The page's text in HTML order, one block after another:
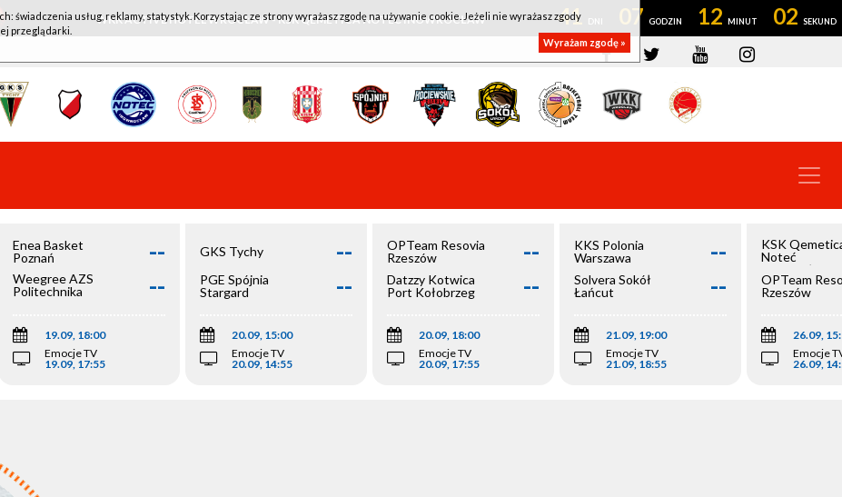
WKK ACTIVE HOTEL WROCŁAW - KSK QEMETICA NOTEĆ INOWROCŁAW 41 07 12 01
Enea Basket
Poznań
--
Weegree AZS
Politechnika
--
19.09, 18:00
Emocje TV
19.09, 17:55
GKS Tychy --
PGE Spójnia
Stargard
--
20.09, 15:00
Emocje TV
20.09, 14:55
OPTeam Resovia
Rzeszów
--
Datzzy Kotwica
Port Kołobrzeg
--
20.09, 18:00
Emocje TV
20.09, 17:55
KKS Polonia
Warszawa
--
Solvera Sokół
Łańcut
--
21.09, 19:00
Emocje TV
21.09, 18:55
KSK
Noteć
Inowrocław
OPTeam
Rzeszów
26.09,
Emocje
26.09,
świadczenia usług, reklamy, statystyk. Korzystając ze strony wyrażasz zgodę na używanie cookie. Jeżeli nie wyrażasz zgody
przeglądarki.
Wyrażam zgodę »